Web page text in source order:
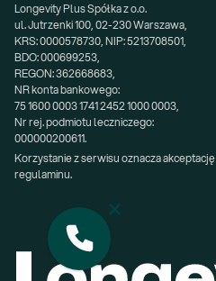
Longevity Plus Spółka z o.o.
ul. Jutrzenki 100, 02-230 Warszawa,
KRS: 0000578730, NIP: 5213708501,
BDO: 000699253,
REGON: 362668683,
NR konta bankowego:
75 1600 0003 1741 2452 1000 0003,
Nr rej. podmiotu leczniczego:
000000200611.
Korzystanie z serwisu oznacza akceptację
regulaminu.